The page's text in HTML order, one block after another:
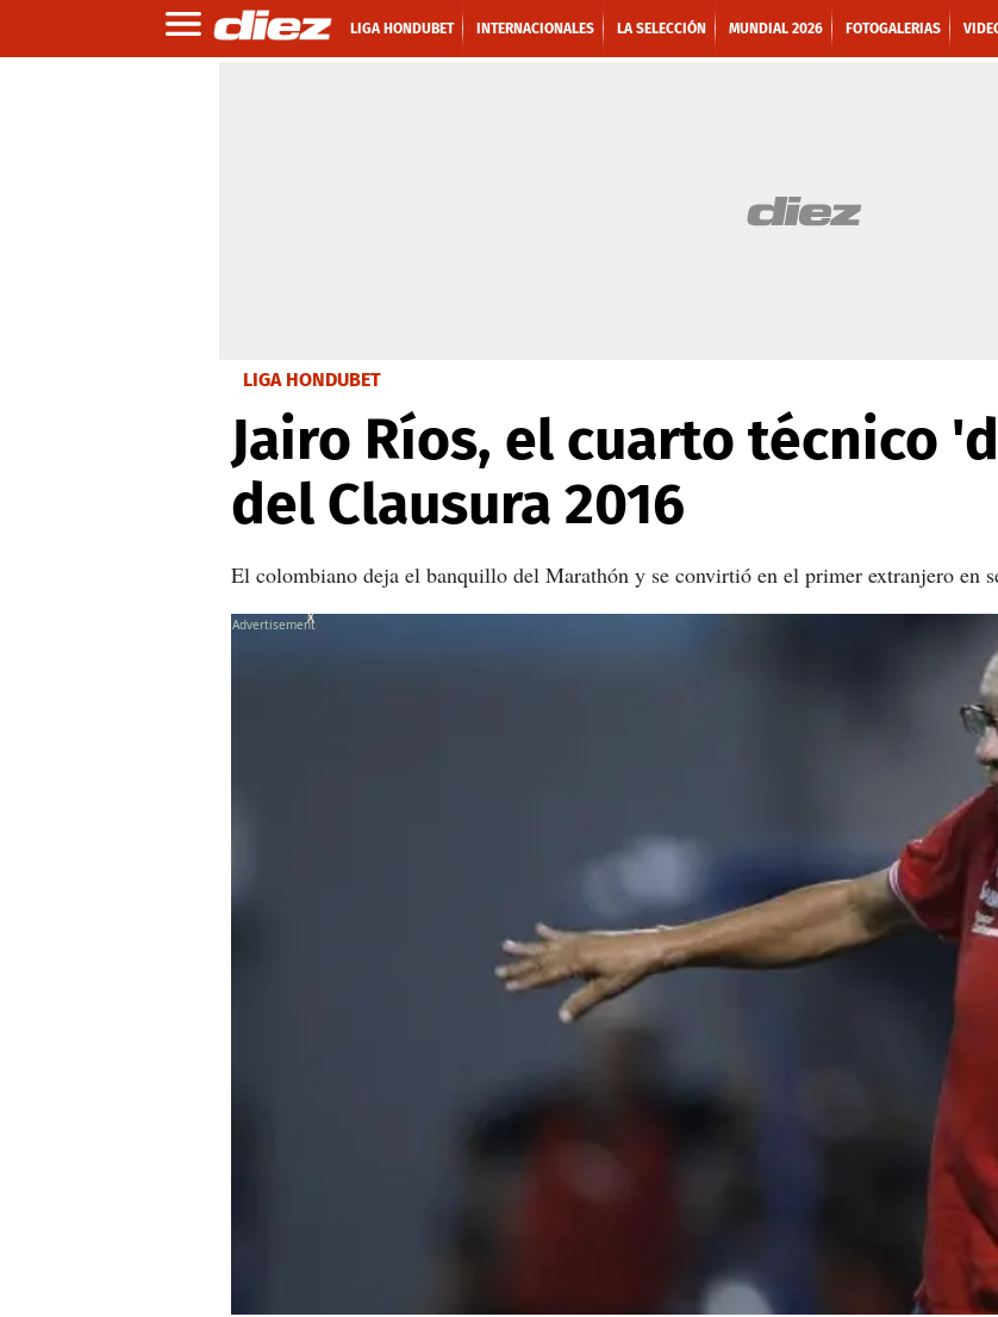
LIGA HONDUBET INTERNACIONALES LA SELECCIÓN MUNDIAL 2026 FOTOGALERIAS
LIGA HONDUBET
Jairo Ríos, el cuarto técnico
del Clausura 2016
El colombiano deja el banquillo del Marathón y se convirtió en el primer extranjero en
X